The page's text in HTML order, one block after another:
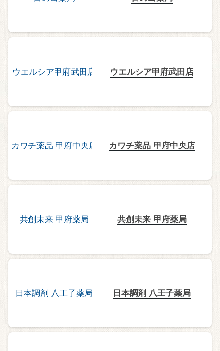
ウエルシア甲府武田店
カワチ薬品 甲府中央店
共創未来 甲府薬局
日本調剤 八王子薬局